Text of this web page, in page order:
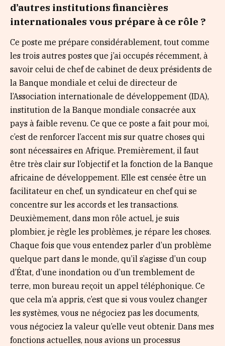
d’autres institutions financières
internationales vous prépare à ce rôle ?
Ce poste me prépare considérablement, tout comme
les trois autres postes que j’ai occupés récemment, à
savoir celui de chef de cabinet de deux présidents de
la Banque mondiale et celui de directeur de
l’Association internationale de développement (IDA),
institution de la Banque mondiale consacrée aux
pays à faible revenu. Ce que ce poste a fait pour moi,
c’est de renforcer l’accent mis sur quatre choses qui
sont nécessaires en Afrique. Premièrement, il faut
être très clair sur l’objectif et la fonction de la Banque
africaine de développement. Elle est censée être un
facilitateur en chef, un syndicateur en chef qui se
concentre sur les accords et les transactions.
Deuxièmement, dans mon rôle actuel, je suis
plombier, je règle les problèmes, je répare les choses.
Chaque fois que vous entendez parler d’un problème
quelque part dans le monde, qu’il s’agisse d’un coup
d’État, d’une inondation ou d’un tremblement de
terre, mon bureau reçoit un appel téléphonique. Ce
que cela m’a appris, c’est que si vous voulez changer
les systèmes, vous ne négociez pas les documents,
vous négociez la valeur qu’elle veut obtenir. Dans mes
fonctions actuelles, nous avions un processus